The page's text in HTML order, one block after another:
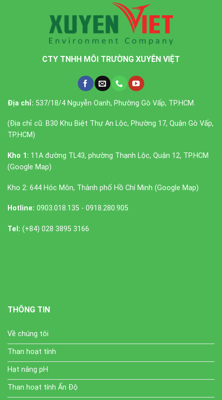
CTY TNHH MÔI TRƯỜNG XUYÊN VIỆT
Địa chỉ: 537/18/4 Nguyễn Oanh, Phường Gò Vấp, TP.HCM.
(Địa chỉ cũ: B30 Khu Biệt Thự An Lộc, Phường 17, Quận Gò Vấp,
TP.HCM)
Kho 1: 11A đường TL43, phường Thạnh Lộc, Quận 12, TP.HCM
(Google Map)
Kho 2: 644 Hóc Môn, Thành phố Hồ Chí Minh (Google Map)
Hotline: 0903.018.135 - 0918.280.905
Tel: (+84) 028 3895 3166
THÔNG TIN
Về chúng tôi
Than hoạt tính
Hạt nâng pH
Than hoạt tính Ấn Độ